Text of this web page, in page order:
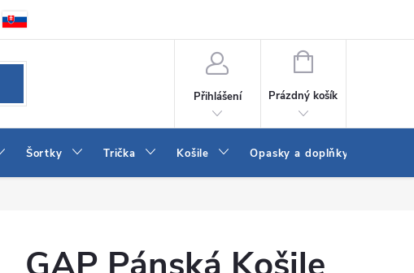
Kontakt
Přihlášení
NÁKUPNÍ
Prázdný košík
Šortky Trička Košile Opasky a doplňky